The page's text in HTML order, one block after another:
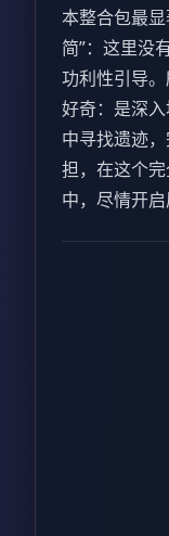
本整合包最
简”：这里没
功利性引导
好奇：是深
中寻找遗迹
担，在这个
中，尽情开启